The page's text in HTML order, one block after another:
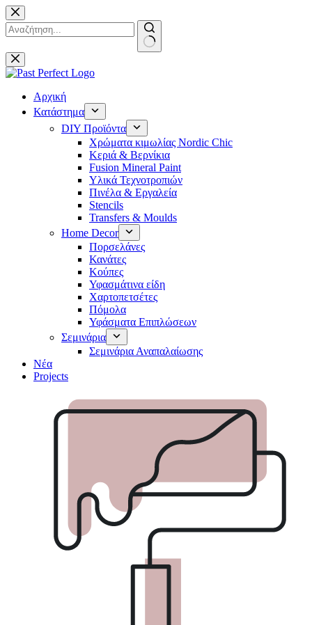
Μετάβαση
στο
περιεχόμενο
No
results
Αρχική
Κατάστημα
DIY Προϊόντα
Χρώματα κιμωλίας Nordic Chic
Κεριά & Βερνίκια
Fusion Mineral Paint
Υλικά Τεχνοτροπιών
Πινέλα & Εργαλεία
Stencils
Transfers & Moulds
Home Decor
Πορσελάνες
Κανάτες
Κούπες
Υφασμάτινα είδη
Χαρτοπετσέτες
Πόμολα
Υφάσματα Επιπλώσεων
Σεμινάρια
Σεμινάρια Αναπαλαίωσης
Νέα
Projects